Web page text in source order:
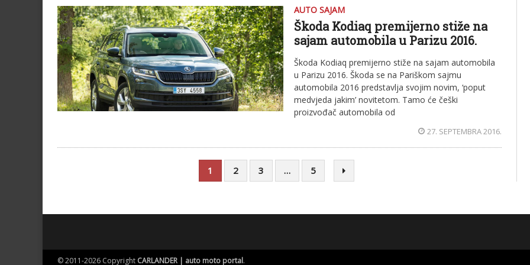
AUTO SAJAM
Škoda Kodiaq premijerno stiže na
sajam automobila u Parizu 2016.
Škoda Kodiaq premijerno stiže na sajam automobila
u Parizu 2016. Škoda se na Pariškom sajmu
automobila 2016 predstavlja svojim novim, ‘poput
medvjeda jakim’ novitetom. Tamo će češki
proizvođač automobila od
27. SEPTEMBRA 2016.
1 2 3 … 5
© 2011-2026 Copyright CARLANDER | auto moto portal.